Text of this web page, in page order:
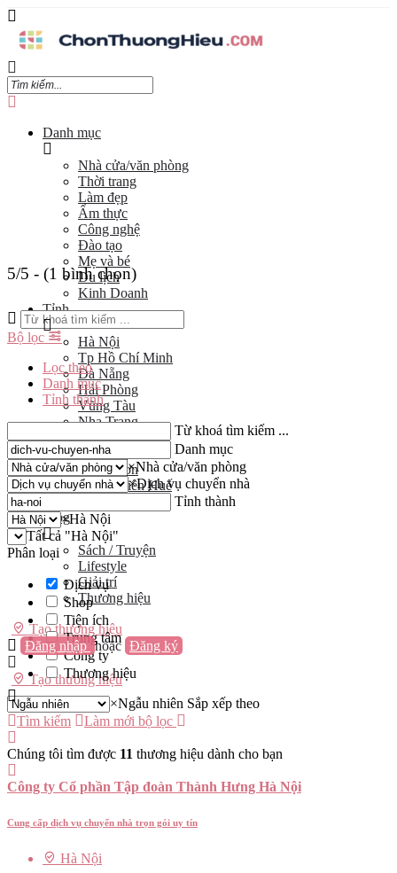
Danh mục
Nhà cửa/văn phòng
Thời trang
Làm đẹp
Ẩm thực
Công nghệ
Đào tạo
Mẹ và bé
Du lịch
Kinh Doanh
Tỉnh
Hà Nội
Tp Hồ Chí Minh
Đà Nẵng
Hải Phòng
Vũng Tàu
Nha Trang
Đà Lạt
Cần Thơ
Quy Nhơn
Thừa Thiên Huế
Blog
Sách / Truyện
Lifestyle
Giải trí
Thương hiệu
Tạo thương hiệu
Đăng nhập hoặc Đăng ký
Tạo thương hiệu
5/5 - (1 bình chọn)
Bộ lọc
Lọc theo
Danh mục
Tỉnh thành
Từ khoá tìm kiếm ...
Danh mục
×Nhà cửa/văn phòng
×Dịch vụ chuyển nhà
Tỉnh thành
×Hà Nội
Tất cả "Hà Nội"
Phân loại
Dịch vụ
Shop
Tiện ích
Trung tâm
Công ty
Thương hiệu
×Ngẫu nhiên Sắp xếp theo
Tìm kiếm
Làm mới bộ lọc
Chúng tôi tìm được 11 thương hiệu dành cho bạn
Công ty Cổ phần Tập đoàn Thành Hưng Hà Nội
Cung cấp dịch vụ chuyển nhà trọn gói uy tín
Hà Nội